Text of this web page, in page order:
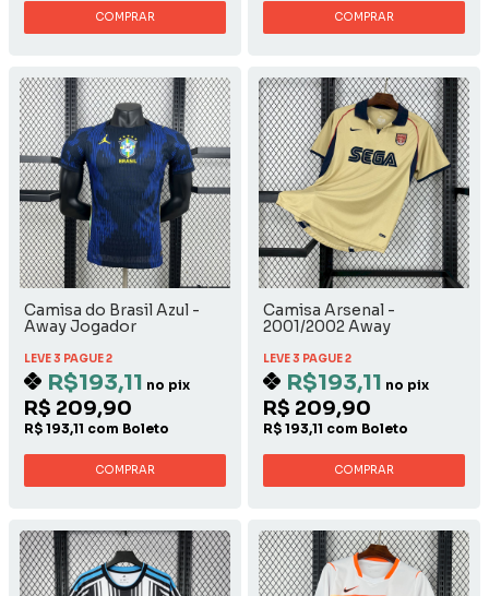
COMPRAR COMPRAR
Camisa do Brasil Azul -
Away Jogador
LEVE 3 PAGUE 2
R$193,11 no pix
R$ 209,90
R$ 193,11 com Boleto
COMPRAR
Camisa Arsenal -
2001/2002 Away
LEVE 3 PAGUE 2
R$193,11 no pix
R$ 209,90
R$ 193,11 com Boleto
COMPRAR